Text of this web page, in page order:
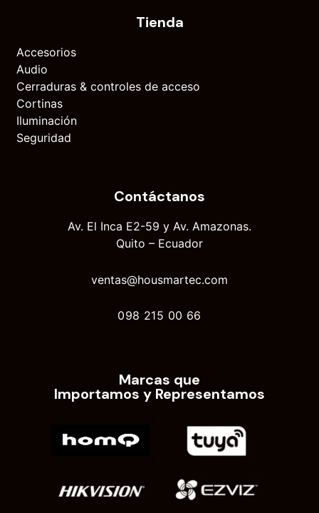
Tienda
Accesorios
Audio
Cerraduras & controles de acceso
Cortinas
Iluminación
Seguridad
Contáctanos
Av. El Inca E2-59 y Av. Amazonas.
Quito – Ecuador
ventas@housmartec.com
098 215 00 66
Marcas que
Importamos y Representamos